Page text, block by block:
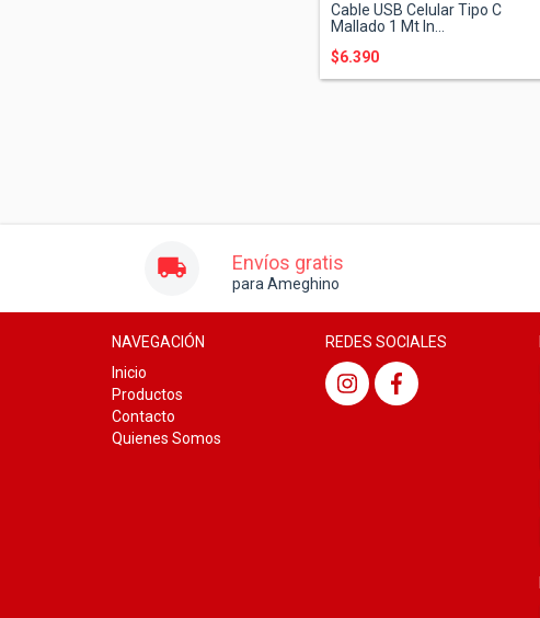
Cable USB Celular Tipo C
Mallado 1 Mt In...
$6.390
Envíos gratis
para Ameghino
NAVEGACIÓN
Inicio
Productos
Contacto
Quienes Somos
REDES SOCIALES